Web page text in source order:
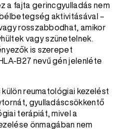
a fajta gerincgyulladás nem
aktivitásával –
rosszabbodhat, amikor
vagy szünetelnek.
is szerepet
B27 nevű gén jelenléte
reumatológiai kezelést
gyulladáscsökkentő
terápiát, mivel a
önmagában nem